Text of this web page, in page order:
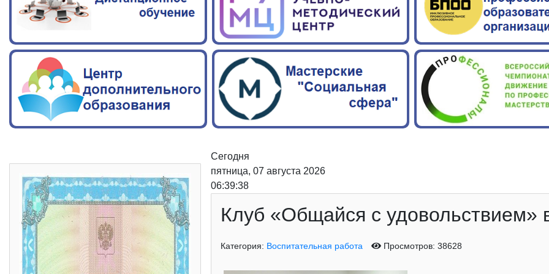
Сегодня
пятница, 07 августа 2026
06:39:39
Клуб «Общайся с
Категория: Воспитательная работа Просмотров: 38628